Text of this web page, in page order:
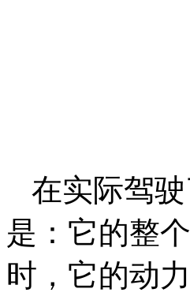
在实际驾
是：它的整
时，它的动